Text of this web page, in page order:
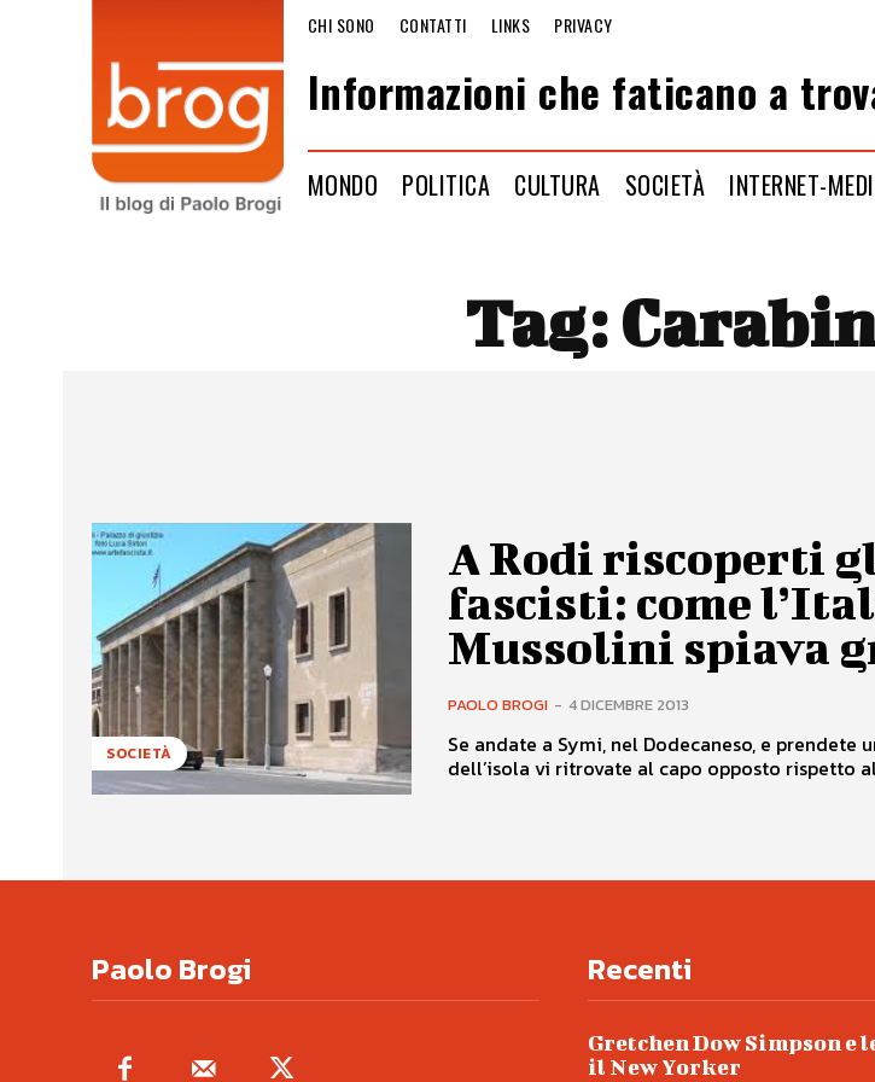
CHI SONO CONTATTI LINKS PRIVACY
Informazioni che faticano a
MONDO POLITICA CULTURA SOCIETÀ INTERNET-
Tag:
SOCIETÀ
A Rodi riscoperti
fascisti: come
Mussolini spiava
PAOLO BROGI - 4 DICEMBRE 2013
Se andate a Symi, nel Dodecaneso, e prendete
dell’isola vi ritrovate al capo opposto rispetto
Paolo Brogi Recenti
Gretchen Dow Simpson e
il New Yorker